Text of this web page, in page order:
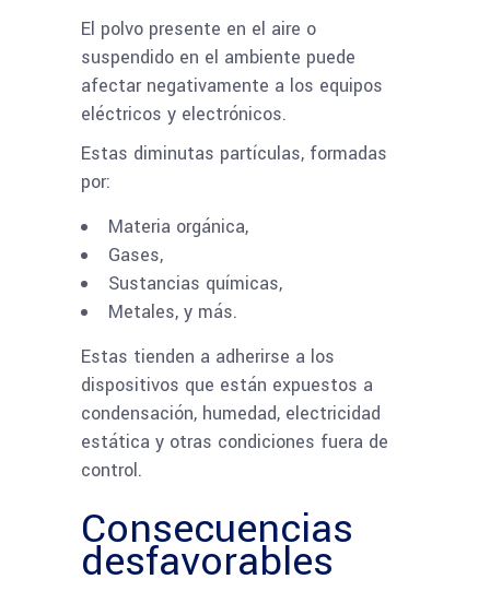
El polvo presente en el aire o
suspendido en el ambiente puede
afectar negativamente a los equipos
eléctricos y electrónicos.
Estas diminutas partículas, formadas
por:
Materia orgánica,
Gases,
Sustancias químicas,
Metales, y más.
Estas tienden a adherirse a los
dispositivos que están expuestos a
condensación, humedad, electricidad
estática y otras condiciones fuera de
control.
Consecuencias
desfavorables